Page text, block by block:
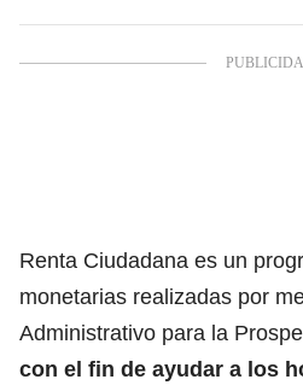
Renta Ciudadana es un
monetarias realizadas por
Administrativo para la
con el fin de ayudar a los